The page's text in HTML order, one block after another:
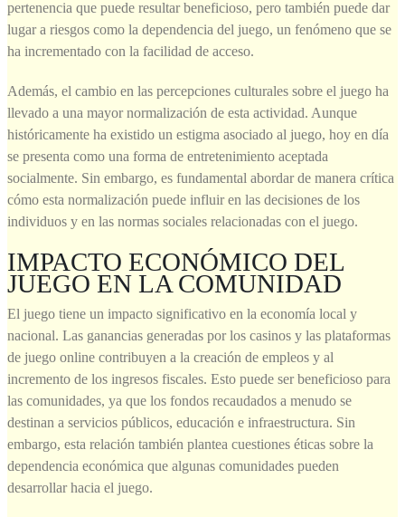
pertenencia que puede resultar beneficioso, pero también puede dar
lugar a riesgos como la dependencia del juego, un fenómeno que se
ha incrementado con la facilidad de acceso.
Además, el cambio en las percepciones culturales sobre el juego ha
llevado a una mayor normalización de esta actividad. Aunque
históricamente ha existido un estigma asociado al juego, hoy en día
se presenta como una forma de entretenimiento aceptada
socialmente. Sin embargo, es fundamental abordar de manera crítica
cómo esta normalización puede influir en las decisiones de los
individuos y en las normas sociales relacionadas con el juego.
IMPACTO ECONÓMICO DEL
JUEGO EN LA COMUNIDAD
El juego tiene un impacto significativo en la economía local y
nacional. Las ganancias generadas por los casinos y las plataformas
de juego online contribuyen a la creación de empleos y al
incremento de los ingresos fiscales. Esto puede ser beneficioso para
las comunidades, ya que los fondos recaudados a menudo se
destinan a servicios públicos, educación e infraestructura. Sin
embargo, esta relación también plantea cuestiones éticas sobre la
dependencia económica que algunas comunidades pueden
desarrollar hacia el juego.